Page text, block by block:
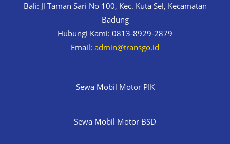
Bali: Jl Taman Sari No 100, Kec. Kuta Sel, Kecamatan
Badung
Hubungi Kami: 0813-8929-2879
Email: admin@transgo.id
Sewa Mobil Motor PIK
Sewa Mobil Motor BSD